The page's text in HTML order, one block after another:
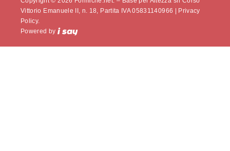
Vittorio Emanuele II, n. 18, Partita IVA 05831140966 |
Privacy
Policy.
Powered by